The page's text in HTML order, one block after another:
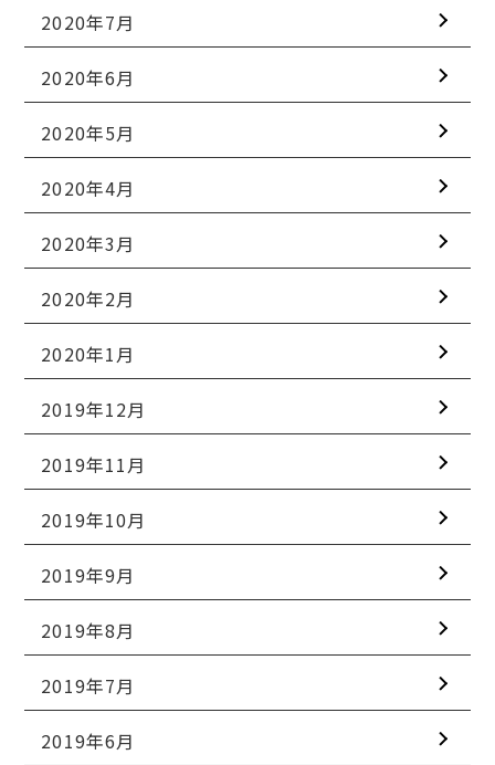
2020年7月
2020年6月
2020年5月
2020年4月
2020年3月
2020年2月
2020年1月
2019年12月
2019年11月
2019年10月
2019年9月
2019年8月
2019年7月
2019年6月